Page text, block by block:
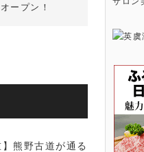
ープン！
】熊野古道が通る